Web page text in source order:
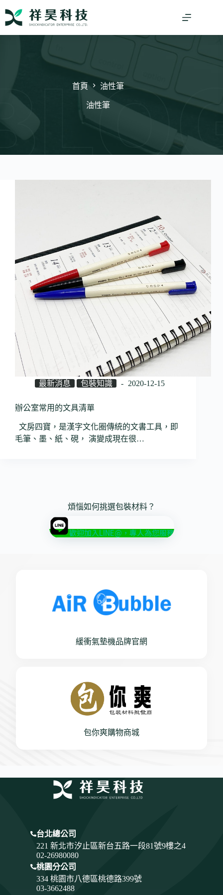
首頁 油性筆
油性筆
最新消息 包裝知識 2020-12-15
辦公室常用的文具清單
文房四寶，是漢字文化圈傳統的文書工具，即
毛筆、墨、紙、硯， 演變成現在很…
煩惱如何挑選包裝材料？
歡迎加入LINE@，專人為您服務
緩衝氣墊機品牌官網
包你爽購物商城
台北總公司
221 新北市汐止區新台五路一段81號9樓之4
02-26980080
桃園分公司
334 桃園市八德區桃德路399號
03-3662488